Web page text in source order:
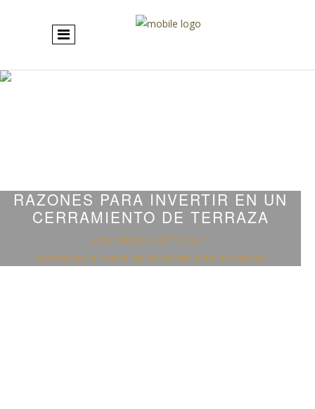
RAZONES PARA INVERTIR EN UN
CERRAMIENTO DE TERRAZA
cerramientos t27/ blog /
razones para invertir en un cerramiento de terraza